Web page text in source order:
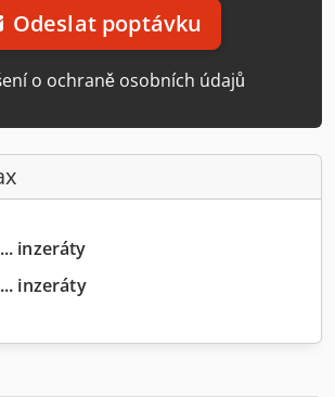
Odeslat poptávku
o ochraně osobních údajů
inzeráty
inzeráty